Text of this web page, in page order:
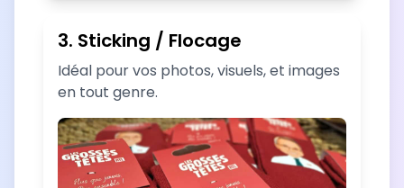
3. Sticking / Flocage
Idéal pour vos photos, visuels, et images
en tout genre.